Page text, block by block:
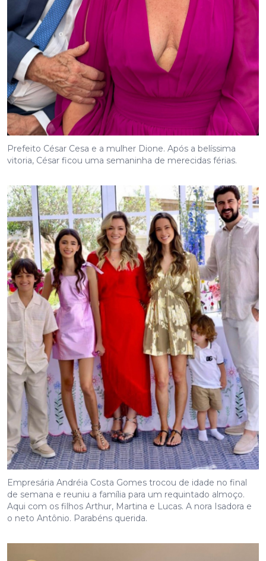
Prefeito César Cesa e a mulher Dione. Após a belíssima
vitoria, César ficou uma semaninha de merecidas férias.
Empresária Andréia Costa Gomes trocou de idade no final
de semana e reuniu a família para um requintado almoço.
Aqui com os filhos Arthur, Martina e Lucas. A nora Isadora e
o neto Antônio. Parabéns querida.